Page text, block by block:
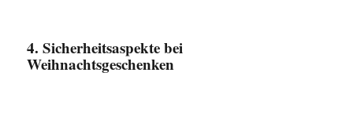
4. Sicherheitsaspekte bei
Weihnachtsgeschenken